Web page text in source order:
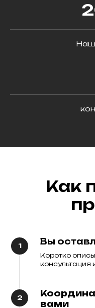
Как
Вы
Коротко
консультация
вами